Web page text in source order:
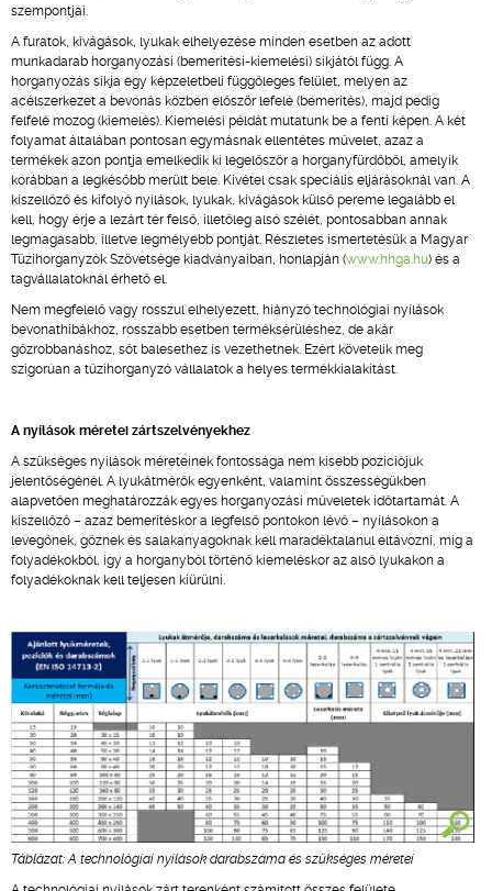
szempontjai.
A furatok, kivágások, lyukak elhelyezése minden esetben az adott
munkadarab horganyozási (bemerítési-kiemelési) síkjától függ. A
horganyozás síkja egy képzeletbeli függőleges felület, melyen az
acélszerkezet a bevonás közben először lefelé (bemerítés), majd pedig
felfelé mozog (kiemelés). Kiemelési példát mutatunk be a fenti képen. A két
folyamat általában pontosan egymásnak ellentétes művelet, azaz a
termékek azon pontja emelkedik ki legelőször a horganyfürdőből, amelyik
korábban a legkésőbb merült bele. Kivétel csak speciális eljárásoknál van. A
kiszellőző és kifolyó nyílások, lyukak, kivágások külső pereme legalább el
kell, hogy érje a lezárt tér felső, illetőleg alsó szélét, pontosabban annak
legmagasabb, illetve legmélyebb pontját. Részletes ismertetésük a Magyar
Tűzihorganyzók Szövetsége kiadványaiban, honlapján (www.hhga.hu) és a
tagvállalatoknál érhető el.
Nem megfelelő vagy rosszul elhelyezett, hiányzó technológiai nyílások
bevonathibákhoz, rosszabb esetben terméksérüléshez, de akár
gőzrobbanáshoz, sőt balesethez is vezethetnek. Ezért követelik meg
szigorúan a tűzihorganyzó vállalatok a helyes termékkialakítást.
A nyílások méretei zártszelvényekhez
A szükséges nyílások méreteinek fontossága nem kisebb pozíciójuk
jelentőségénél. A lyukátmérők egyenként, valamint összességükben
alapvetően meghatározzák egyes horganyozási műveletek időtartamát. A
kiszellőző – azaz bemerítéskor a legfelső pontokon lévő – nyílásokon a
levegőnek, gőznek és salakanyagoknak kell maradéktalanul eltávozni, míg a
folyadékokból, így a horganyból történő kiemeléskor az alsó lyukakon a
folyadékoknak kell teljesen kiürülni.
Táblázat: A technológiai nyílások darabszáma és szükséges méretei